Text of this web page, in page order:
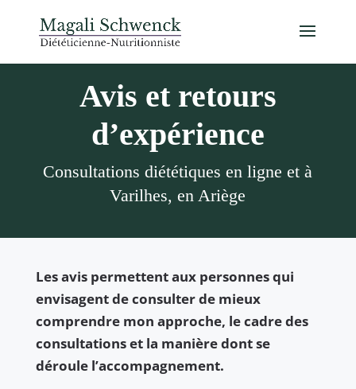
Avis et retours
d’expérience
Consultations diététiques en ligne et à
Varilhes, en Ariège
Les avis permettent aux personnes qui
envisagent de consulter de mieux
comprendre mon approche, le cadre des
consultations et la manière dont se
déroule l’accompagnement.